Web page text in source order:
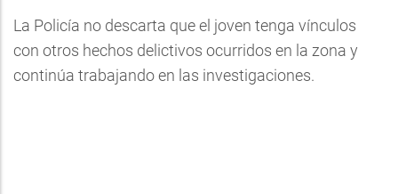
La Policía no descarta que el joven tenga vínculos
con otros hechos delictivos ocurridos en la zona y
continúa trabajando en las investigaciones.